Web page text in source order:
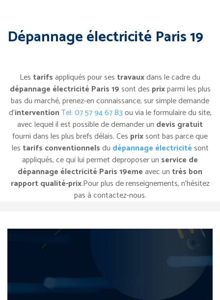
Dépannage électricité Paris 19
Les tarifsappliqués pour ses travauxdans le cadre du
dépannage électricité Paris 19sont des prixparmi les plus
bas du marché, prenez-en connaissance, sur simple demande
d’interventionTel: 07 57 94 67 83ou via le formulaire du site,
avec lequel il est possible de demander un devis gratuit
fourni dans les plus brefs délais. Ces prixsont bas parce que
les tarifs conventionnelsdu dépannage électricitésont
appliqués, ce qui lui permet deproposer un service de
dépannage électricité Paris 19emeavec un très bon
rapport qualité-prix.Pour plus de renseignements, n’hésitez
pas à contactez-nous.